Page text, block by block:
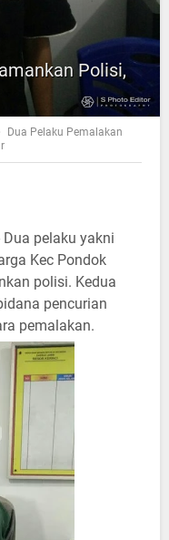
Polisi,
Dua Pelaku Pemalakan
Dua pelaku yakni
Kec Pondok
polisi. Kedua
pencurian
pemalakan.